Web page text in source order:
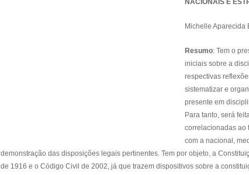
NACIONAIS E
Michelle Aparecida
Resumo: Tem o
iniciais sobre a
respectivas
sistematizar e
presente em
Para tanto, será
correlacionadas ao
com a nacional,
demonstração das disposições legais pertinentes. Tem por objeto, a
de 1916 e o Código Civil de 2002, já que trazem dispositivos sobre a